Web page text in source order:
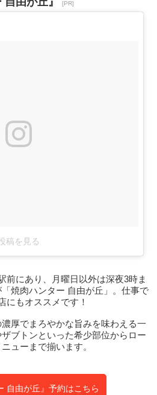
[PR]
稿を見る
前にあり、月曜日以外は深夜3時ま
焼肉ハンター 自由が丘」。仕事で
にもオススメです！
濃厚でまろやかな旨みを味わえる一
ブトンといった希少部位からロー
ューまで揃います。
自由が丘』予約はこちら